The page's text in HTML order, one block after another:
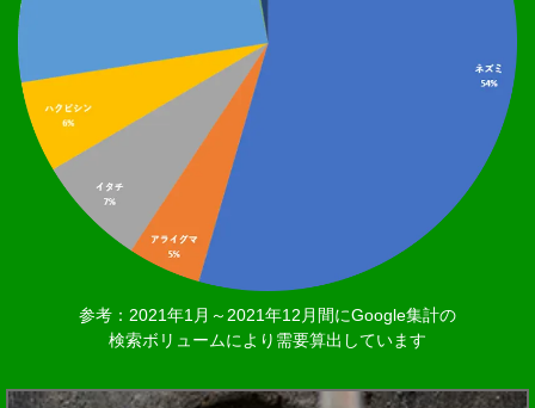
参考：2021年1月～2021年12月間にGoogle集計の
検索ボリュームにより需要算出しています